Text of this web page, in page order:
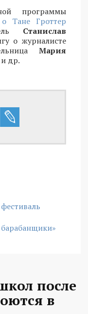
программы
Тане Гроттер
Станислав
о журналисте
Мария
и др.
после
в